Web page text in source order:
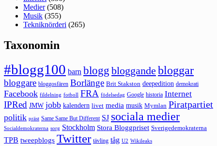
Medier(508)
Musik (355)
Tekniknörderi (265)
Taxonomin
#blogg100 barn blogg bloggande bloggar
bloggare bloggosfären Borlänge Brit Stakston deepedition demokrati
Facebook fildelning fotboll FRA födelsedag Google historia Internet
IPRed JMW jobb kalendern livet media musik Mymlan Piratpartiet
politik präst Same Same But Different SJ sociala medier
Socialdemokraterna sorg Stockholm Stora Bloggpriset Sverigedemokraterna
TPB tweepblogs Twitter tävling tåg U2 Wikileaks